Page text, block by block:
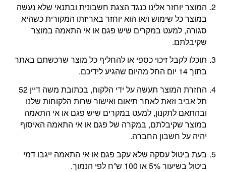
המוצר יוחזר אלינו כנגד הצגת חשבונית ובתנאי שלא נעשה
במוצר כל שימוש ו/או הוא יוחזר באריזתו המקורית כשהיא
סגורה, למעט במקרים שיש פגם או אי התאמה במוצר
שקיבלתם.
תוכלו לקבל זיכוי כספי או להחליף כל מוצר שרכשתם באתר
בתוך 14 יום החל מהיום שהגיע לידיכם.
החזרת המוצר תעשה על ידי הלקוח, בכתובת משה דיין 52
תל אביב וזאת לאחר תיאום ואישור שרות הלקוחות שלנו
ובהתאם לתקנון, למעט במקרים שיש פגם או אי התאמה
במוצר שקיבלתם, במקרה של פגם או אי התאמה האיסוף
יהיה על חשבון החברה.
בעת ביטול עסקה שלא עקב פגם או אי התאמה ייגבו דמי
ביטול בשיעור 5% או 100 ש”ח לפי הנמוך.